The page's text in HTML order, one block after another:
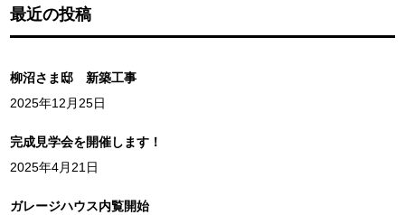
最近の投稿
柳沼さま邸 新築工事
2025年12月25日
完成見学会を開催します！
2025年4月21日
ガレージハウス内覧開始